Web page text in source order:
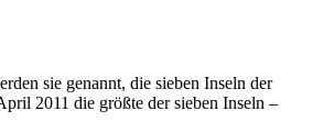
sie genannt, die sieben Inseln der
2011 die größte der sieben Inseln –